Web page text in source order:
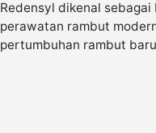
Redensyl dikenal
perawatan rambut
pertumbuhan rambut